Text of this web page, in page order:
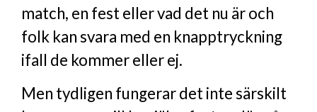
match, en fest eller vad det nu är och
folk kan svara med en knapptryckning
ifall de kommer eller ej.
Men tydligen fungerar det inte särskilt